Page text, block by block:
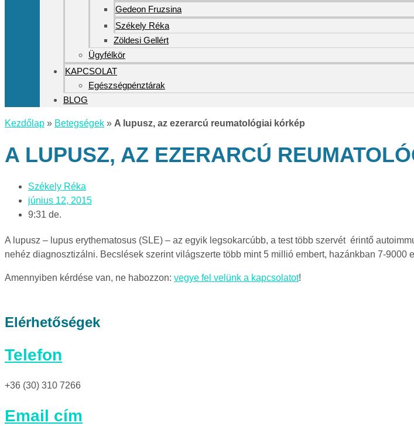
Gedeon Fruzsina
Székely Réka
Zöldesi Gellért
Ügyfélkör
KAPCSOLAT
Egészségpénztárak
BLOG
Kezdőlap » Betegségek » A lupusz, az ezerarcú reumatológiai kórkép
A LUPUSZ, AZ EZERARCÚ
Székely Réka
június 12, 2015
9:31 de.
A lupusz – lupus erythematosus (SLE) – az egyik legsokarcúbb, a test több szervét érintő
nehéz diagnosztizálni. Becslések szerint világszerte több mint 5 millió embert, hazánkban 7-9000
Amennyiben kérdése van, ne habozzon: vegye fel velünk a kapcsolatot!
Elérhetőségek
Telefon
+36 (30) 310 7266
Email cím